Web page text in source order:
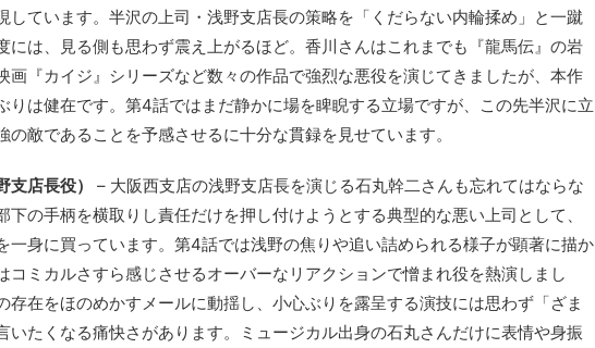
しています。半沢の上司・浅野支店長の策略を「くだらない内輪揉め」と一蹴
には、見る側も思わず震え上がるほど。香川さんはこれまでも『龍馬伝』の岩
画『カイジ』シリーズなど数々の作品で強烈な悪役を演じてきましたが、本作
りは健在です。第4話ではまだ静かに場を睥睨する立場ですが、この先半沢に立
の敵であることを予感させるに十分な貫録を見せています。
支店長役）
– 大阪西支店の浅野支店長を演じる石丸幹二さんも忘れてはならな
下の手柄を横取りし責任だけを押し付けようとする典型的な悪い上司として、
一身に買っています。第4話では浅野の焦りや追い詰められる様子が顕著に描か
コミカルさすら感じさせるオーバーなリアクションで憎まれ役を熱演しまし
存在をほのめかすメールに動揺し、小心ぶりを露呈する演技には思わず「ざま
いたくなる痛快さがあります。ミュージカル出身の石丸さんだけに表情や身振